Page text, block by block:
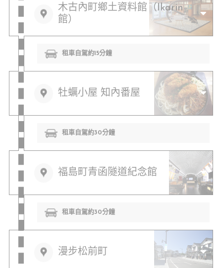
木古內町鄉土資料館（Ikarin
館）
租車自駕約15分鐘
牡蠣小屋 知內番屋
租車自駕約30分鐘
福島町青函隧道紀念館
租車自駕約30分鐘
漫步松前町